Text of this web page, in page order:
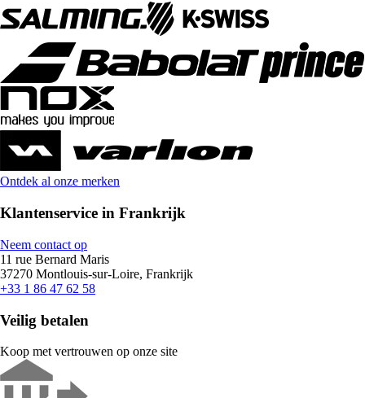
Ontdek al onze merken
Klantenservice in Frankrijk
Neem contact op
11 rue Bernard Maris
37270 Montlouis-sur-Loire, Frankrijk
+33 1 86 47 62 58
Veilig betalen
Koop met vertrouwen op onze site